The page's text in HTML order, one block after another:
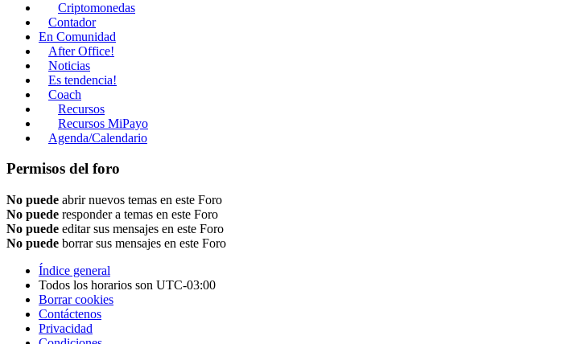
Criptomonedas
Contador
En Comunidad
After Office!
Noticias
Es tendencia!
Coach
Recursos
Recursos MiPayo
Agenda/Calendario
Permisos del foro
No puede abrir nuevos temas en este Foro
No puede responder a temas en este Foro
No puede editar sus mensajes en este Foro
No puede borrar sus mensajes en este Foro
Índice general
Todos los horarios son UTC-03:00
Borrar cookies
Contáctenos
Privacidad